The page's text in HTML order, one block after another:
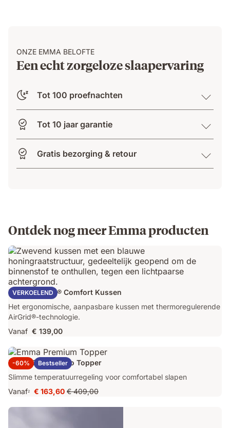
ONZE EMMA BELOFTE
Een echt zorgeloze slaapervaring
Tot 100 proefnachten
Tot 10 jaar garantie
Gratis bezorging & retour
Ontdek nog meer Emma producten
VERKOELEND
Emma AirGrid® Comfort Kussen
Het ergonomische, aanpasbare kussen met thermoregulerende
AirGrid®-technologie.
Vanaf € 139,00
-60% Bestseller
Emma Original Pro Topper
Slimme temperatuurregeling voor comfortabel slapen
Vanaf2
Prijs
€ 163,60
€ 163,60 Oorspronkelijke
prijs
€ 409,00